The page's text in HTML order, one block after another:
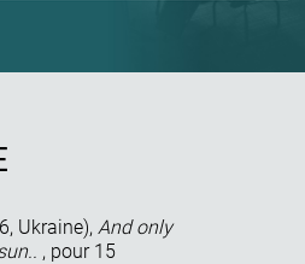
, Ukraine), And only
, pour 15